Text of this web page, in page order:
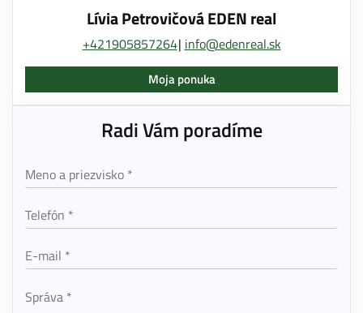
Lívia Petrovičová EDEN real
+421905857264 info@edenreal.sk
Moja ponuka
Radi Vám poradíme